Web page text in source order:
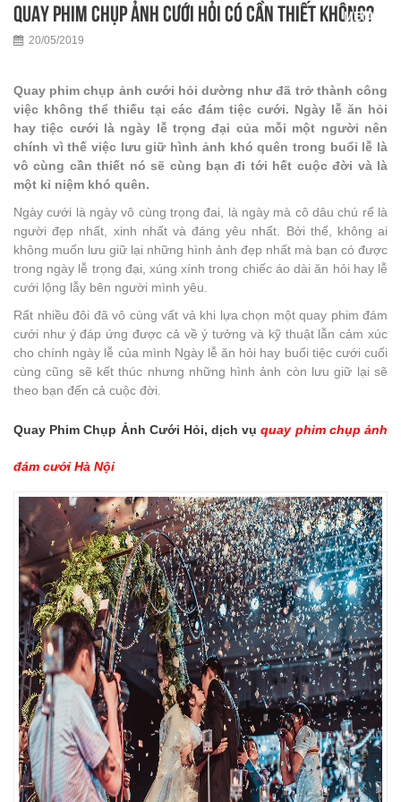
Quay phim chụp ảnh cưới hỏi có cần thiết không?
20/05/2019
Quay phim chụp ảnh cưới hỏi dường như đã trở thành công
việc không thể thiếu tại các đám tiệc cưới. Ngày lễ ăn hỏi
hay tiệc cưới là ngày lễ trọng đại của mỗi một người nên
chính vì thế việc lưu giữ hình ảnh khó quên trong buổi lễ là
vô cùng cần thiết nó sẽ cùng bạn đi tới hết cuộc đời và là
một kỉ niệm khó quên.
Ngày cưới là ngày vô cùng trọng đai, là ngày mà cô dâu chú rể là
người đẹp nhất, xinh nhất và đáng yêu nhất. Bởi thế, không ai
không muốn lưu giữ lại những hình ảnh đẹp nhất mà bạn có được
trong ngày lễ trọng đại, xúng xính trong chiếc áo dài ăn hỏi hay lễ
cưới lộng lẫy bên người mình yêu.
Rất nhiều đôi đã vô cùng vất vả khi lựa chọn một quay phim đám
cưới như ý đáp ứng được cả về ý tưởng và kỹ thuật lẫn cảm xúc
cho chính ngày lễ của mình Ngày lễ ăn hỏi hay buổi tiệc cưới cuối
cùng cũng sẽ kết thúc nhưng những hình ảnh còn lưu giữ lại sẽ
theo bạn đến cả cuộc đời.
Quay Phim Chụp Ảnh Cưới Hỏi, dịch vụquay phim chụp ảnh
đám cưới Hà Nội